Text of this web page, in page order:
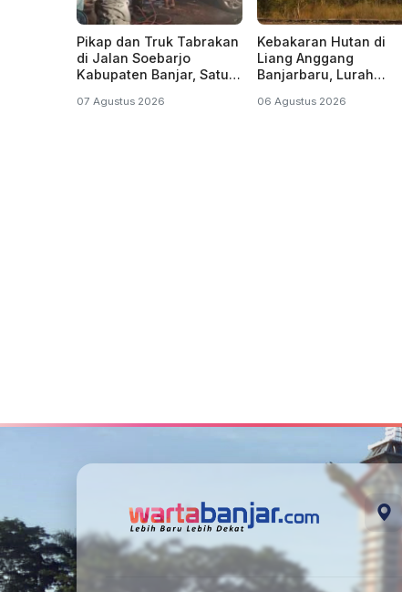
Pikap dan Truk Tabrakan
di Jalan Soebarjo
Kabupaten Banjar, Satu
Dilaporkan Tewas
07 Agustus 2026
Kebakaran Hutan di
Liang Anggang
Banjarbaru, Lurah
Terbakar Sejak Tadi
06 Agustus 2026